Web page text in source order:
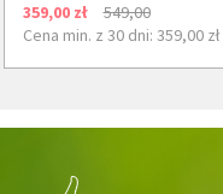
359,00 zł
549,00
Cena min. z 30 dni: 359,00 zł